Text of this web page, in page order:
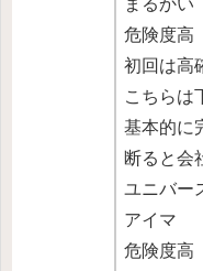
まるかい
危険度高
初回は高
こちらは
基本的に
断ると会
ユニバー
アイマ
危険度高